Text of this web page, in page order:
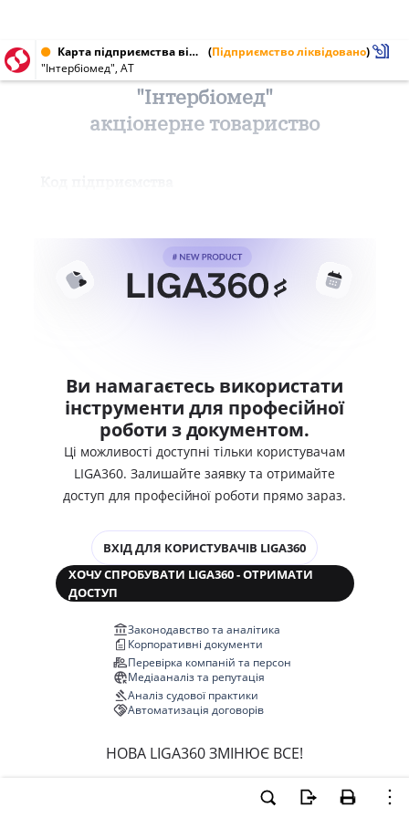
Карта підприємства від 27.01.2000 № 21613505 (Підприємство ліквідовано)
"Інтербіомед", АТ
"Інтербіомед"
акціонерне товариство
Ви намагаєтесь використати
інструменти для професійної
роботи з документом.
Ці можливості доступні тільки користувачам
LIGA360. Залишайте заявку та отримайте
доступ для професійної роботи прямо зараз.
ВХІД ДЛЯ КОРИСТУВАЧІВ LIGA360
ХОЧУ СПРОБУВАТИ LIGA360 - ОТРИМАТИ
ДОСТУП
Законодавство та аналітика
Корпоративні документи
Перевірка компаній та персон
Медіааналіз та репутація
Аналіз судової практики
Автоматизація договорів
НОВА LIGA360 ЗМІНЮЄ ВСЕ!